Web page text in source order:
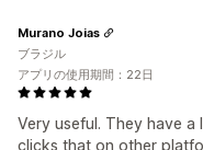
Very useful. They have
clicks that on other
Murano Joias
ブラジル
アプリの使用期間：22日